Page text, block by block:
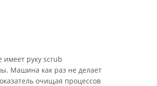
имеет руку scrub
Машина как раз не делает
очищая процессов